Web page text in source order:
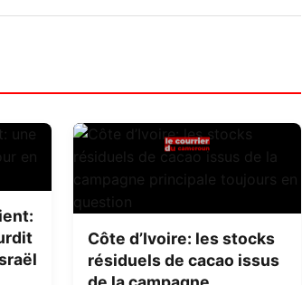
Côte d’Ivoire: les stocks
résiduels de cacao issus